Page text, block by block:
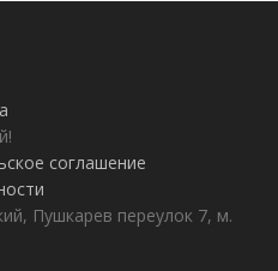
соглашение
Пушкарев переулок 7, м.